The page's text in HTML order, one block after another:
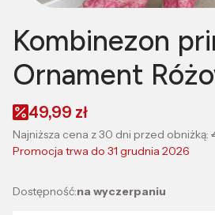
Kombinezon
Ornament
49,99 zł
Najniższa cena z 30 dni przed obniżką:
Promocja trwa do 31 grudnia 2026
Dostępność:na wyczerpaniu